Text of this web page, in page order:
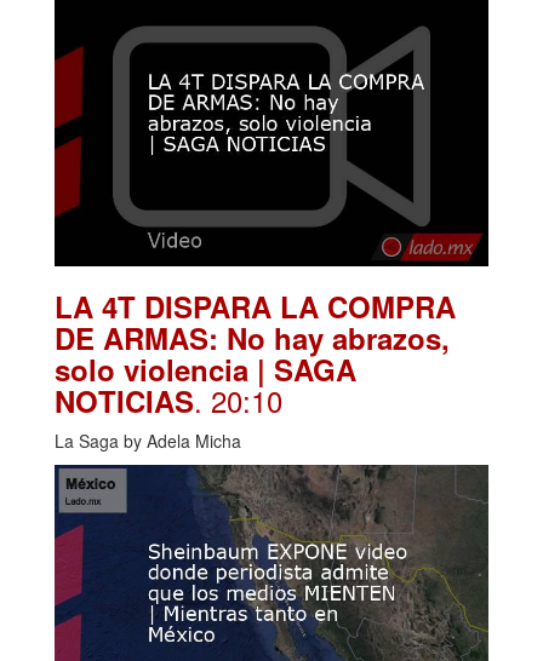
LA 4T DISPARA LA COMPRA
DE ARMAS: No hay abrazos,
solo violencia | SAGA
NOTICIAS. 20:10
La Saga by Adela Micha